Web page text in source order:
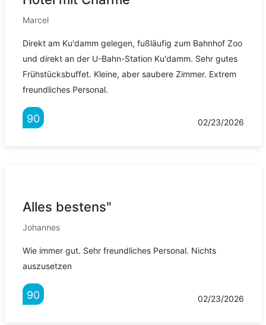
Marcel
Direkt am Ku'damm gelegen, fußläufig zum Bahnhof Zoo
und direkt an der U-Bahn-Station Ku'damm. Sehr gutes
Frühstücksbuffet. Kleine, aber saubere Zimmer. Extrem
freundliches Personal.
90 02/23/2026
Alles bestens"
Johannes
Wie immer gut. Sehr freundliches Personal. Nichts
auszusetzen
90 02/23/2026